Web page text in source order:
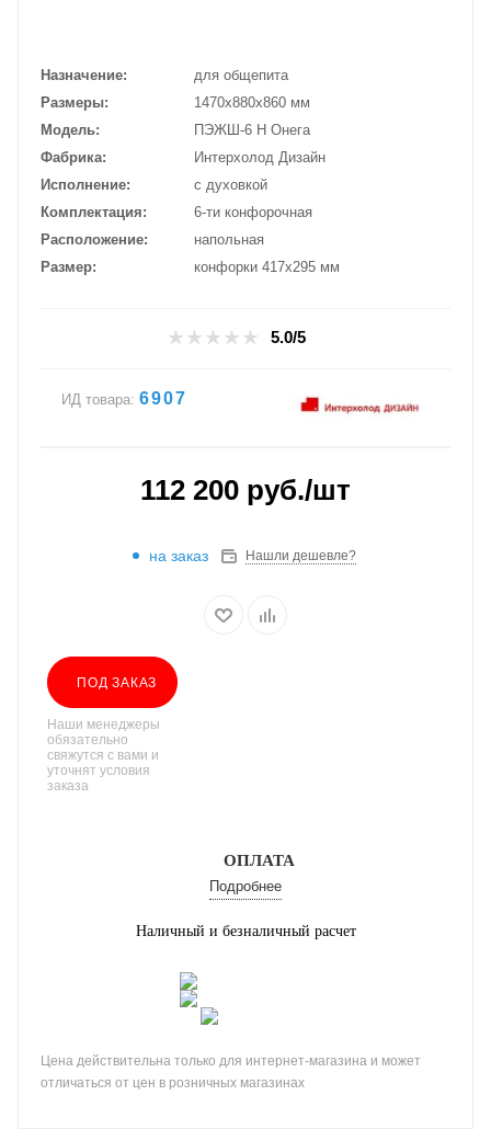
Назначение
для общепита
Размеры
1470х880х860 мм
Модель
ПЭЖШ-6 Н Онега
Фабрика
Интерхолод Дизайн
Исполнение
с духовкой
Комплектация
6-ти конфорочная
Расположение
напольная
Размер
конфорки 417х295 мм
5.0/5
ИД товара: 6907
112 200 руб./шт
на заказ Нашли дешевле?
ПОД ЗАКАЗ
Наши менеджеры
обязательно
свяжутся с вами и
уточнят условия
заказа
ОПЛАТА
Подробнее
Наличный и безналичный расчет
Цена действительна только для интернет-магазина и может
отличаться от цен в розничных магазинах